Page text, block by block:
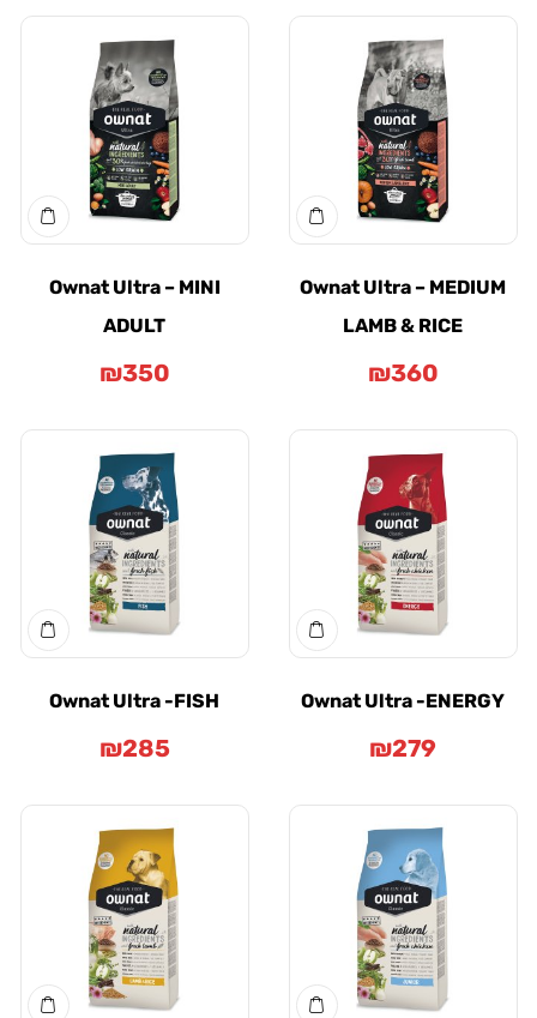
Ownat Ultra –
LAMB & RICE
₪
Ownat Ultra – MINI
ADULT
₪
Ownat Ultra -
₪
Ownat Ultra -FISH
₪285